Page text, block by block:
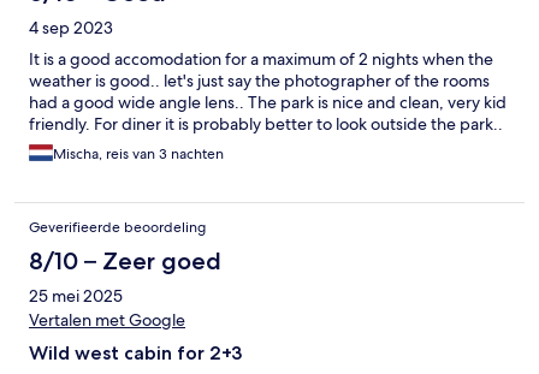
4 sep 2023
It is a good accomodation for a maximum of 2 nights when the
weather is good.. let's just say the photographer of the rooms
had a good wide angle lens.. The park is nice and clean, very kid
friendly. For diner it is probably better to look outside the park..
Mischa, reis van 3 nachten
Geverifieerde beoordeling
8/10 – Zeer goed
25 mei 2025
Vertalen met Google
Wild west cabin for 2+3